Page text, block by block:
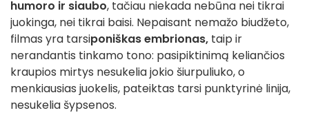
humoro ir siaubo, tačiau niekada nebūna nei tikrai
juokinga, nei tikrai baisi. Nepaisant nemažo biudžeto,
filmas yra tarsiponiškas embrionas, taip ir
nerandantis tinkamo tono: pasipiktinimą keliančios
kraupios mirtys nesukelia jokio šiurpuliuko, o
menkiausias juokelis, pateiktas tarsi punktyrinė linija,
nesukelia šypsenos.